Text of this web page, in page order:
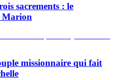
sacrements : le
Marion
missionnaire qui fait